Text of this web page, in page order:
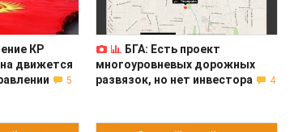
КР
движется
5
БГА: Есть проект
многоуровневых дорожных
развязок, но нет инвестора
4